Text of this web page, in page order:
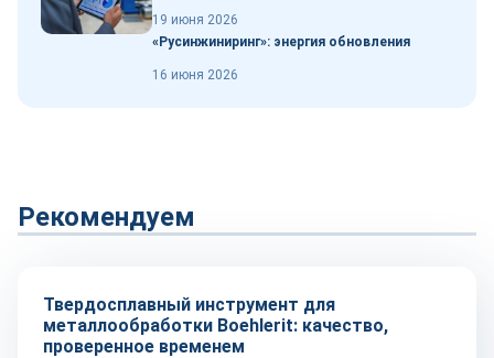
19 июня 2026
«Русинжиниринг»: энергия обновления
16 июня 2026
Рекомендуем
Оборудование и инструмент
Твердосплавный инструмент для
металлообработки Boehlerit: качество,
проверенное временем